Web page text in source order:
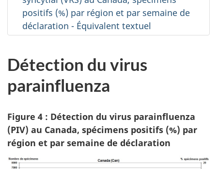
positifs (%) par région et par semaine de
déclaration - Équivalent textuel
Détection du virus
parainfluenza
Figure 4 : Détection du virus parainfluenza
(PIV) au Canada, spécimens positifs (%) par
région et par semaine de déclaration